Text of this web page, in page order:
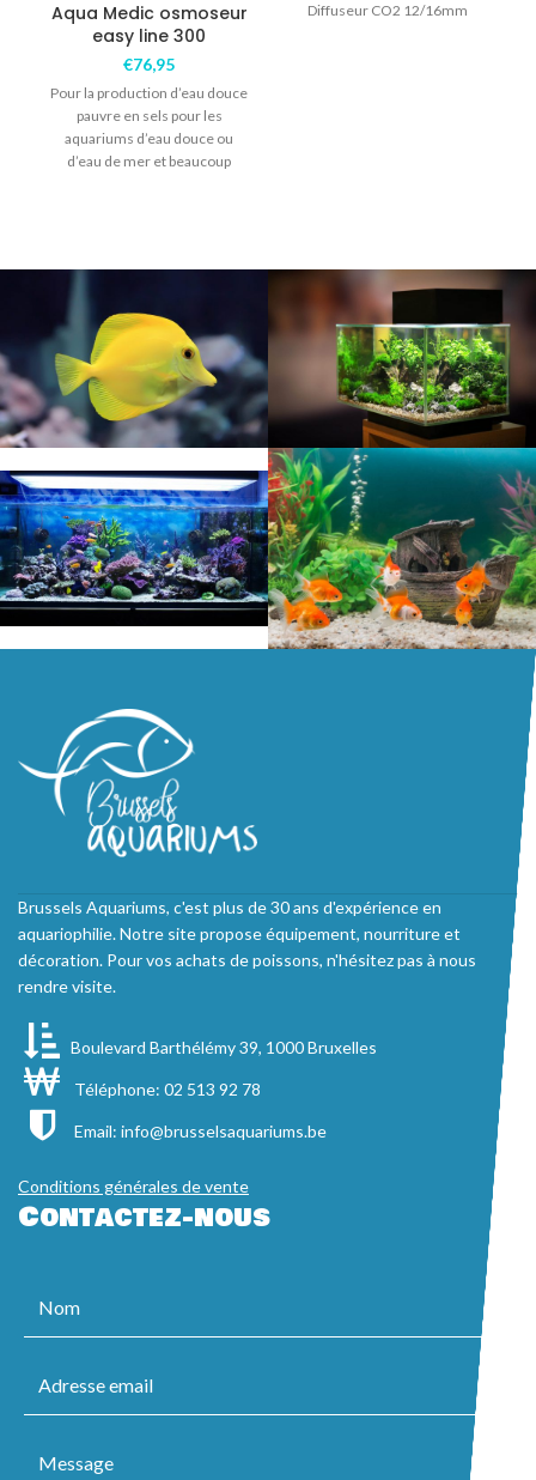
Aqua Medic osmoseur
easy line 300
€76,95
Pour la production d’eau douce
pauvre en sels pour les
aquariums d’eau douce ou
d’eau de mer et beaucoup
Diffuseur CO2 12/16mm
Brussels Aquariums, c'est plus de 30 ans d'expérience en
aquariophilie. Notre site propose équipement, nourriture et
décoration. Pour vos achats de poissons, n'hésitez pas à nous
rendre visite.
Boulevard Barthélémy 39, 1000 Bruxelles
Téléphone: 02 513 92 78
Email: info@brusselsaquariums.be
Conditions générales de vente
Contactez-nous